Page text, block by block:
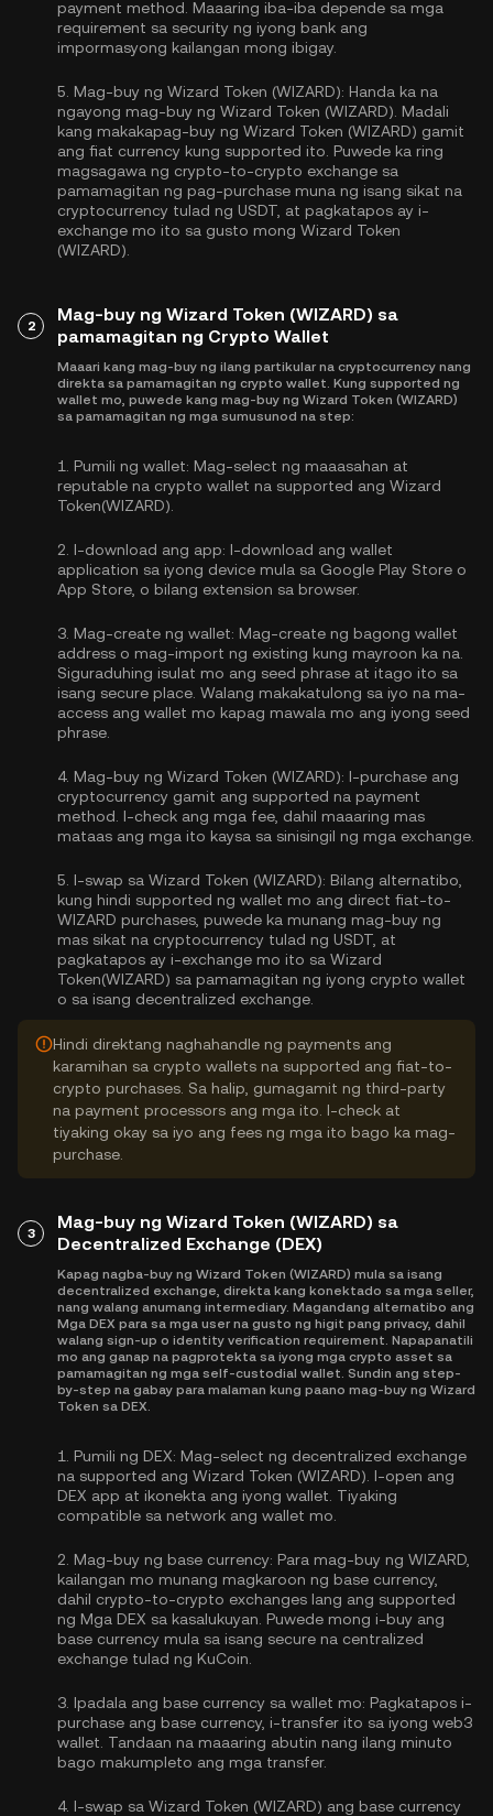
payment method. Maaaring iba-iba depende sa mga
requirement sa security ng iyong bank ang
impormasyong kailangan mong ibigay.
5. Mag-buy ng Wizard Token (WIZARD): Handa ka na
ngayong mag-buy ng Wizard Token (WIZARD). Madali
kang makakapag-buy ng Wizard Token (WIZARD) gamit
ang fiat currency kung supported ito. Puwede ka ring
magsagawa ng crypto-to-crypto exchange sa
pamamagitan ng pag-purchase muna ng isang sikat na
cryptocurrency tulad ng USDT , at pagkatapos ay i-
exchange mo ito sa gusto mong Wizard Token
(WIZARD).
2
Mag-buy ng Wizard Token (WIZARD) sa
pamamagitan ng Crypto Wallet
Maaari kang mag-buy ng ilang partikular na cryptocurrency nang
direkta sa pamamagitan ng crypto wallet. Kung supported ng
wallet mo, puwede kang mag-buy ng Wizard Token (WIZARD)
sa pamamagitan ng mga sumusunod na step:
1. Pumili ng wallet: Mag-select ng maaasahan at
reputable na crypto wallet na supported ang Wizard
Token(WIZARD).
2. I-download ang app: I-download ang wallet
application sa iyong device mula sa Google Play Store o
App Store, o bilang extension sa browser.
3. Mag-create ng wallet: Mag-create ng bagong wallet
address o mag-import ng existing kung mayroon ka na.
Siguraduhing isulat mo ang seed phrase at itago ito sa
isang secure place. Walang makakatulong sa iyo na ma-
access ang wallet mo kapag mawala mo ang iyong seed
phrase.
4. Mag-buy ng Wizard Token (WIZARD): I-purchase ang
cryptocurrency gamit ang supported na payment
method. I-check ang mga fee, dahil maaaring mas
mataas ang mga ito kaysa sa sinisingil ng mga exchange.
5. I-swap sa Wizard Token (WIZARD): Bilang alternatibo,
kung hindi supported ng wallet mo ang direct fiat-to-
WIZARD purchases, puwede ka munang mag-buy ng
mas sikat na cryptocurrency tulad ng USDT, at
pagkatapos ay i-exchange mo ito sa Wizard
Token(WIZARD) sa pamamagitan ng iyong crypto wallet
o sa isang decentralized exchange.
Hindi direktang naghahandle ng payments ang
karamihan sa crypto wallets na supported ang fiat-to-
crypto purchases. Sa halip, gumagamit ng third-party
na payment processors ang mga ito. I-check at
tiyaking okay sa iyo ang fees ng mga ito bago ka mag-
purchase.
3
Mag-buy ng Wizard Token (WIZARD) sa
Decentralized Exchange (DEX)
Kapag nagba-buy ng Wizard Token (WIZARD) mula sa isang
decentralized exchange, direkta kang konektado sa mga seller,
nang walang anumang intermediary. Magandang alternatibo ang
Mga DEX para sa mga user na gusto ng higit pang privacy, dahil
walang sign-up o identity verification requirement. Napapanatili
mo ang ganap na pagprotekta sa iyong mga crypto asset sa
pamamagitan ng mga self-custodial wallet. Sundin ang step-
by-step na gabay para malaman kung paano mag-buy ng Wizard
Token sa DEX.
1. Pumili ng DEX: Mag-select ng decentralized exchange
na supported ang Wizard Token (WIZARD). I-open ang
DEX app at ikonekta ang iyong wallet. Tiyaking
compatible sa network ang wallet mo.
2. Mag-buy ng base currency: Para mag-buy ng WIZARD,
kailangan mo munang magkaroon ng base currency,
dahil crypto-to-crypto exchanges lang ang supported
ng Mga DEX sa kasalukuyan. Puwede mong i-buy ang
base currency mula sa isang secure na centralized
exchange tulad ng KuCoin.
3. Ipadala ang base currency sa wallet mo: Pagkatapos i-
purchase ang base currency, i-transfer ito sa iyong web3
wallet. Tandaan na maaaring abutin nang ilang minuto
bago makumpleto ang mga transfer.
4. I-swap sa Wizard Token (WIZARD) ang base currency